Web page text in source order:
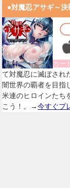
●対魔忍アサギ～決
カー
て対魔忍に滅ぼされ
闇世界の覇者を目指
米連のヒロインたち
こう！。→今すぐプ